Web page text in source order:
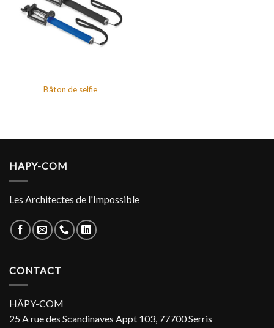
Bâton de selfie
HAPY-COM
Les Architectes de l'Impossible
CONTACT
HÂPY-COM
25 A rue des Scandinaves Appt 103, 77700 Serris